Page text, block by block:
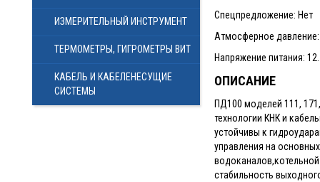
ИЗМЕРИТЕЛЬНЫЙ ИНСТРУМЕНТ
ТЕРМОМЕТРЫ, ГИГРОМЕТРЫ ВИТ
КАБЕЛЬ И КАБЕЛЕНЕСУЩИЕ
СИСТЕМЫ
Спецпредложение: Нет
Атмосферное давление:
Напряжение питания:
ОПИСАНИЕ
ПД100 моделей 111,
технологии КНК и
устойчивы к
управления на
водоканалов,котельной
стабильность